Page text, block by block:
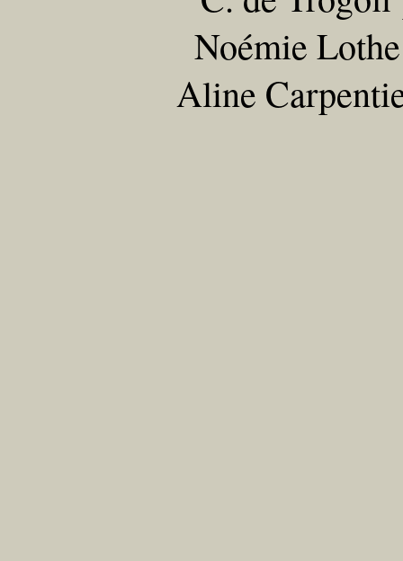
Noémie
Aline